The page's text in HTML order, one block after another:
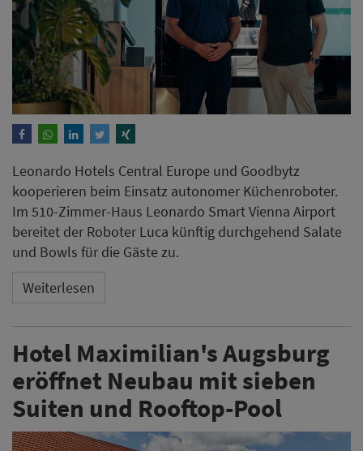
Leonardo Hotels Central Europe und Goodbytz
kooperieren beim Einsatz autonomer Küchenroboter.
Im 510-Zimmer-Haus Leonardo Smart Vienna Airport
bereitet der Roboter Luca künftig durchgehend Salate
und Bowls für die Gäste zu.
Weiterlesen
Hotel Maximilian's Augsburg
eröffnet Neubau mit sieben
Suiten und Rooftop-Pool